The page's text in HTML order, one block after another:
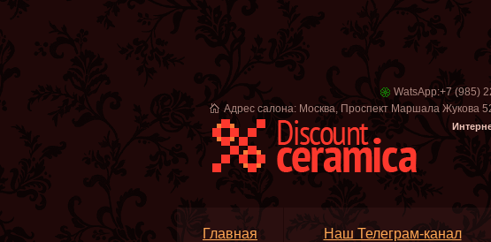
WatsApp:+7 (985)
Адрес салона: Москва, Проспект Маршала Жукова
Главная Наш Телеграм-канал